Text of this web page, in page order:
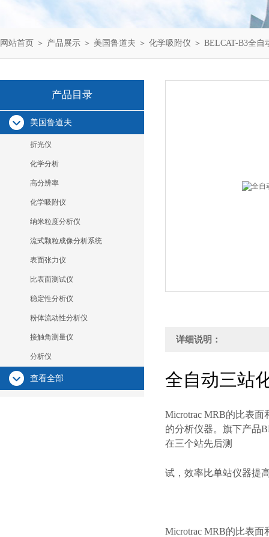
网站首页 ＞ 产品展示 ＞ 美国鲁道夫 ＞ 化学吸附仪 ＞ BELCAT-B3全
产品目录
美国鲁道夫
折光仪
化学分析
高分辨率
化学吸附仪
纳米粒度分析仪
流式颗粒成像分析系统
表面张力仪
比表面测试仪
稳定性分析仪
粉体流动性分析仪
接触角测量仪
分析仪
查看全部
详细说明：
全自动三站
Microtrac MRB的比表
的分析仪器。​旗下产品
在三个站先后测
试，效率比单站仪器提
Microtrac MRB的比表面